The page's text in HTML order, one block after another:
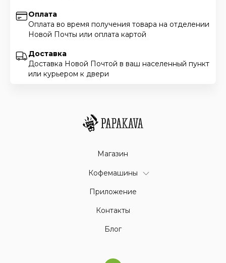
Оплата
Оплата во время получения товара на отделении
Новой Почты или оплата картой
Доставка
Доставка Новой Почтой в ваш населенный пункт
или курьером к двери
Магазин
Кофемашины
Приложение
Контакты
Блог